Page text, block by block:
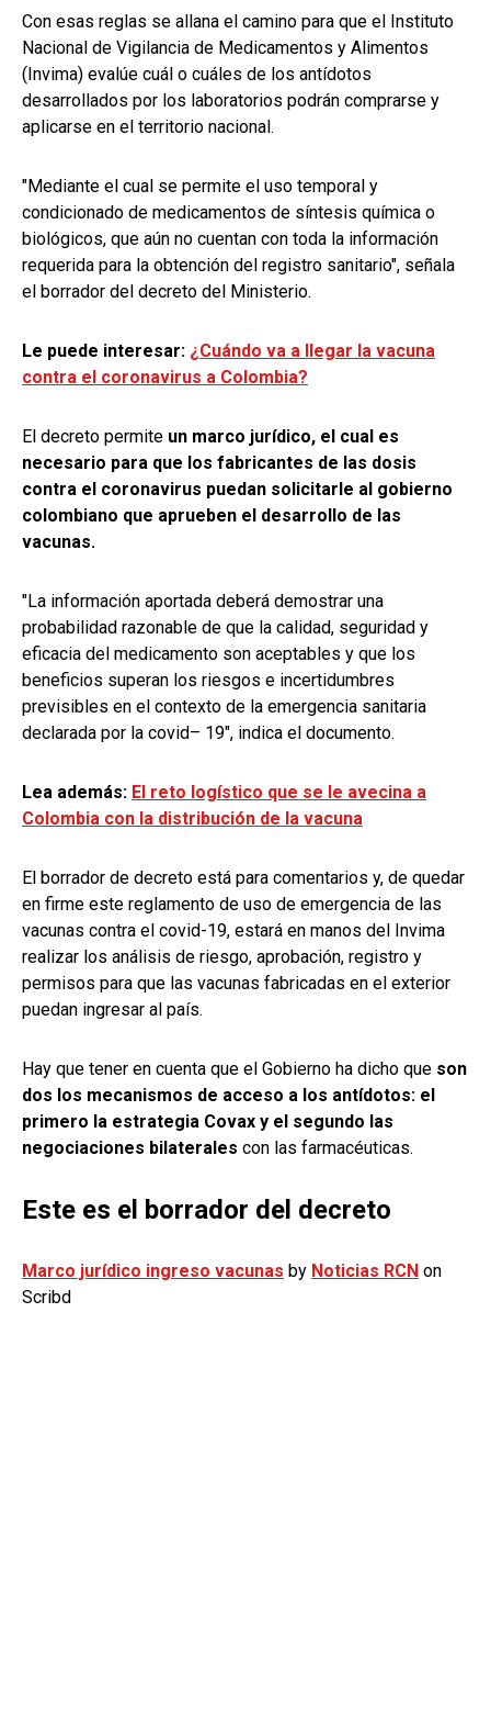
Con esas reglas se allana el camino para que el Instituto
Nacional de Vigilancia de Medicamentos y Alimentos
(Invima) evalúe cuál o cuáles de los antídotos
desarrollados por los laboratorios podrán comprarse y
aplicarse en el territorio nacional.
"Mediante el cual se permite el uso temporal y
condicionado de medicamentos de síntesis química o
biológicos, que aún no cuentan con toda la información
requerida para la obtención del registro sanitario", señala
el borrador del decreto del Ministerio.
Le puede interesar: ¿Cuándo va a llegar la vacuna
contra el coronavirus a Colombia?
El decreto permite un marco jurídico, el cual es
necesario para que los fabricantes de las dosis
contra el coronavirus puedan solicitarle al gobierno
colombiano que aprueben el desarrollo de las
vacunas.
"La información aportada deberá demostrar una
probabilidad razonable de que la calidad, seguridad y
eficacia del medicamento son aceptables y que los
beneficios superan los riesgos e incertidumbres
previsibles en el contexto de la emergencia sanitaria
declarada por la covid– 19", indica el documento.
Lea además: El reto logístico que se le avecina a
Colombia con la distribución de la vacuna
El borrador de decreto está para comentarios y, de quedar
en firme este reglamento de uso de emergencia de las
vacunas contra el covid-19, estará en manos del Invima
realizar los análisis de riesgo, aprobación, registro y
permisos para que las vacunas fabricadas en el exterior
puedan ingresar al país.
Hay que tener en cuenta que el Gobierno ha dicho que son
dos los mecanismos de acceso a los antídotos: el
primero la estrategia Covax y el segundo las
negociaciones bilaterales con las farmacéuticas.
Este es el borrador del decreto
Marco jurídico ingreso vacunas by Noticias RCN on
Scribd